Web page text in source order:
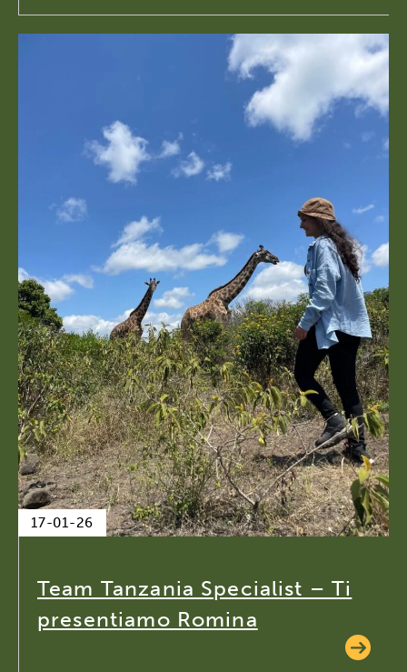
17-01-26
Team Tanzania Specialist – Ti
presentiamo Romina